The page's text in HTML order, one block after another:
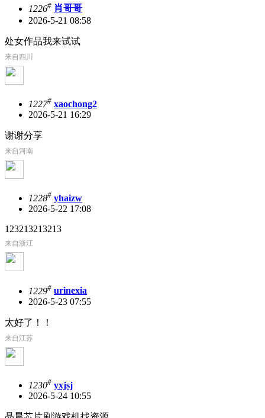
1226# 肖哥哥
2026-5-21 08:58
处女作品我来试试
来自四川
1227# xaochong2
2026-5-21 16:29
谢谢分享
来自河南
1228# yhaizw
2026-5-22 17:08
123213213213
来自浙江
1229# urinexia
2026-5-23 07:55
太好了！！
来自江苏
1230# yxjsj
2026-5-24 10:55